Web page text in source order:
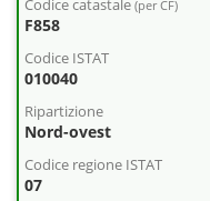
Codice catastale (per CF)
F858
Codice ISTAT
010040
Ripartizione
Nord-ovest
Codice regione ISTAT
07